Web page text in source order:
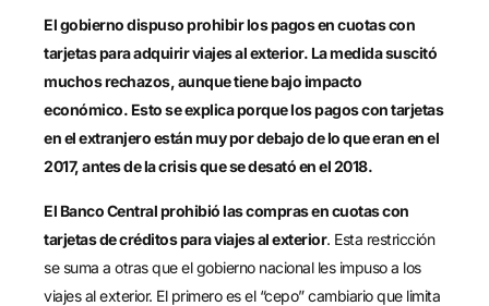
El gobierno dispuso prohibir los pagos en cuotas con
tarjetas para adquirir viajes al exterior. La medida suscitó
muchos rechazos, aunque tiene bajo impacto
económico. Esto se explica porque los pagos con tarjetas
en el extranjero están muy por debajo de lo que eran en el
2017, antes de la crisis que se desató en el 2018.
El Banco Central prohibió las compras en cuotas con
tarjetas de créditos para viajes al exterior. Esta restricción
se suma a otras que el gobierno nacional les impuso a los
viajes al exterior. El primero es el “cepo” cambiario que limita